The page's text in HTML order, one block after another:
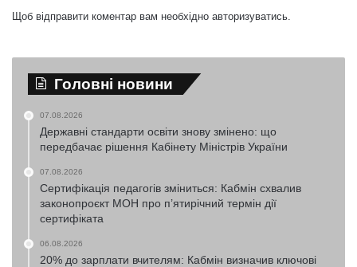
Щоб відправити коментар вам необхідно авторизуватись.
Головні новини
07.08.2026
Державні стандарти освіти знову змінено: що
передбачає рішення Кабінету Міністрів України
07.08.2026
Сертифікація педагогів зміниться: Кабмін схвалив
законопроєкт МОН про п’ятирічний термін дії
сертифіката
06.08.2026
20% до зарплати вчителям: Кабмін визначив ключові